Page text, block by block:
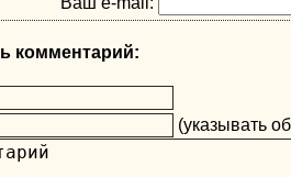
комментарий:
(указывать